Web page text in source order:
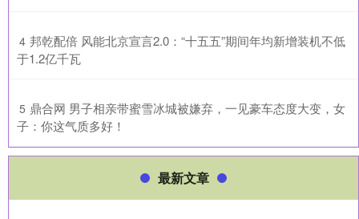
4 ​邦乾配倍 风能北京宣言2.0：“十五五”期间年均新增装机不低
于1.2亿千瓦
5 ​鼎合网 男子相亲带蜜雪冰城被嫌弃，一见豪车态度大变，女
子：你这气质多好！
最新文章